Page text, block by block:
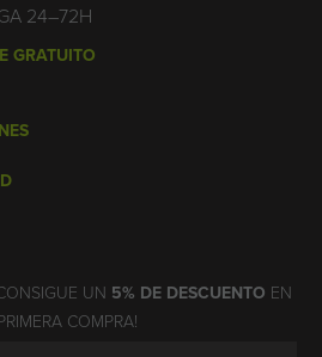
24–72H
GRATUITO
UN 5% DE DESCUENTO EN
COMPRA!